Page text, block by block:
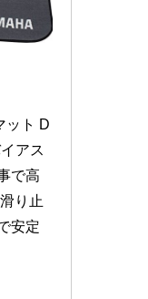
ット D
アス
で高
り止
安定